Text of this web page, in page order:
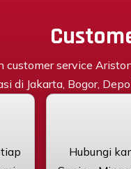
customer service
di Jakarta, Bogor,
Hubungi